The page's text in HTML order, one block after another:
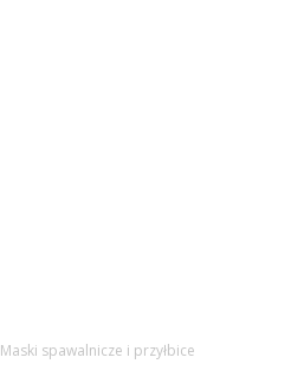
Maski spawalnicze i przyłbice